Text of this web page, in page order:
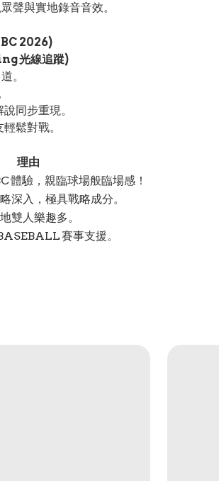
聲與實地錄音音效。
2026)
光線追蹤)
。
同步重現。
鬆對戰。
理由
體驗，親臨球場般臨場感！
深入，極具戰略成分。
雙人樂趣多。
賽事支援。